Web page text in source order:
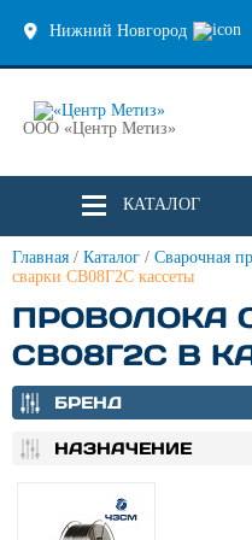
Нижний Новгород
ООО «Центр Метиз»
КАТАЛОГ
Главная / Каталог / Сварочная
сварки СВ08Г2С кассеты
ПРОВОЛОКА
СВ08Г2С В
БРЕНД
НАЗНАЧЕНИЕ